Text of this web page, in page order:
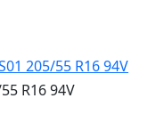
R16 94V